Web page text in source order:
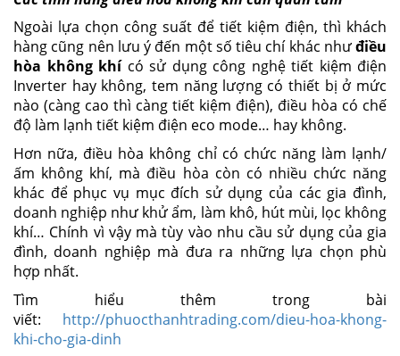
Ngoài lựa chọn công suất để tiết kiệm điện, thì khách
hàng cũng nên lưu ý đến một số tiêu chí khác nhưđiều
hòa không khícó sử dụng công nghệ tiết kiệm điện
Inverter hay không, tem năng lượng có thiết bị ở mức
nào (càng cao thì càng tiết kiệm điện), điều hòa có chế
độ làm lạnh tiết kiệm điện eco mode… hay không.
Hơn nữa, điều hòa không chỉ có chức năng làm lạnh/
ấm không khí, mà điều hòa còn có nhiều chức năng
khác để phục vụ mục đích sử dụng của các gia đình,
doanh nghiệp như khử ẩm, làm khô, hút mùi, lọc không
khí… Chính vì vậy mà tùy vào nhu cầu sử dụng của gia
đình, doanh nghiệp mà đưa ra những lựa chọn phù
hợp nhất.
Tìm hiểu thêm trong bài
viết: http://phuocthanhtrading.com/dieu-hoa-khong-
khi-cho-gia-dinh